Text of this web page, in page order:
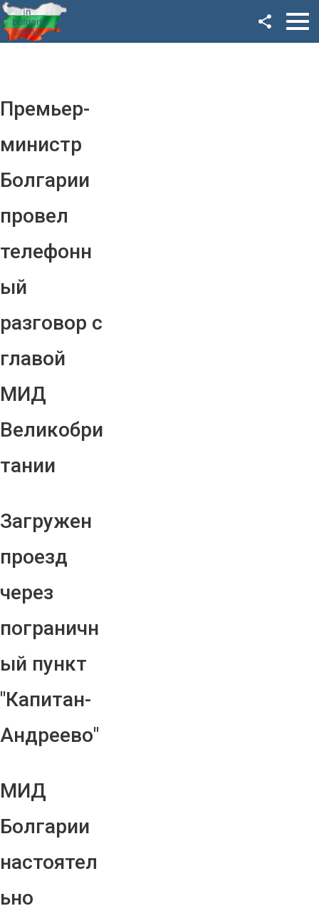
Премьер-
министр
Болгарии
провел
телефонн
ый
разговор с
главой
МИД
Великобри
тании
Загружен
проезд
через
пограничн
ый пункт
"Капитан-
Андреево"
МИД
Болгарии
настоятел
ьно